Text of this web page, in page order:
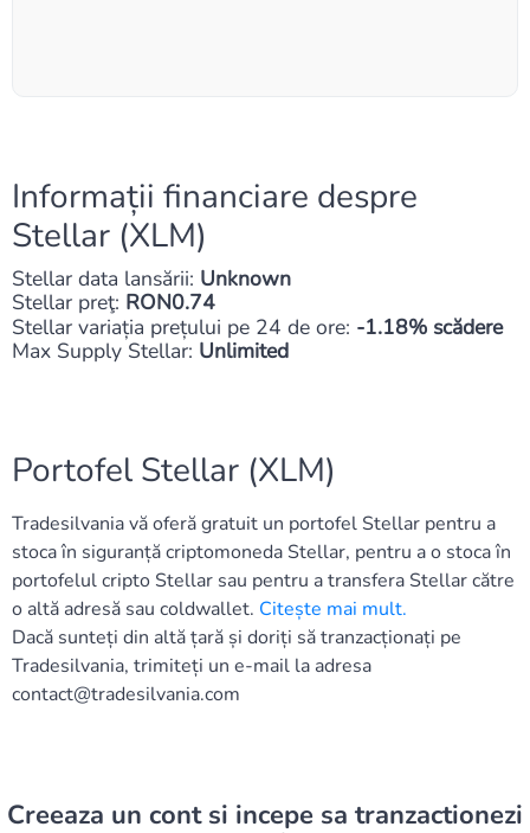
Informații financiare despre
Stellar (XLM)
Stellar data lansării: Unknown
Stellar preţ: RON0.74
Stellar variația prețului pe 24 de ore: -1.18% scădere
Max Supply Stellar: Unlimited
Portofel Stellar (XLM)
Tradesilvania vă oferă gratuit un portofel Stellar pentru a
stoca în siguranță criptomoneda Stellar, pentru a o stoca în
portofelul cripto Stellar sau pentru a transfera Stellar către
o altă adresă sau coldwallet. Citește mai mult.
Dacă sunteți din altă țară și doriți să tranzacționați pe
Tradesilvania, trimiteți un e-mail la adresa
contact@tradesilvania.com
Creeaza un cont si incepe sa tranzactionezi